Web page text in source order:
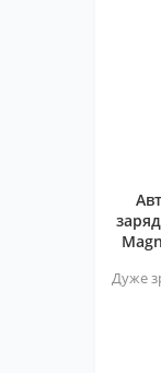
Дуже